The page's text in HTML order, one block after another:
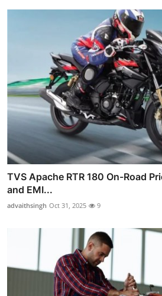
TVS Apache RTR 180 On-Road
and EMI...
advaithsingh Oct 31, 2025 9